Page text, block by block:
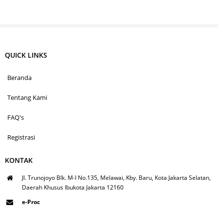
QUICK LINKS
Beranda
Tentang Kami
FAQ's
Registrasi
KONTAK
Jl. Trunojoyo Blk. M-I No.135, Melawai, Kby. Baru, Kota Jakarta Selatan,
Daerah Khusus Ibukota Jakarta 12160
e-Proc